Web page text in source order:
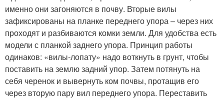
именно они загоняются в почву. Вторые вилы
зафиксированы на планке переднего упора – через них
проходят и разбиваются комки земли. Для удобства есть
модели с планкой заднего упора. Принцип работы
одинаков: «вилы-лопату» надо воткнуть в грунт, чтобы
поставить на землю задний упор. Затем потянуть на
себя черенок и вывернуть ком почвы, протащив его
через вторую пару вил переднего упора. Переставить